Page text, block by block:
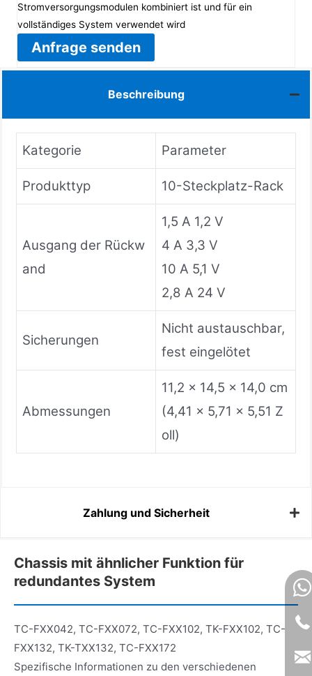
Stromversorgungsmodulen kombiniert ist und für ein
vollständiges System verwendet wird
Anfrage senden
Beschreibung
Kategorie Parameter
Produkttyp 10-Steckplatz-Rack
Ausgang der Rückw
and
1,5 A 1,2 V
4 A 3,3 V
10 A 5,1 V
2,8 A 24 V
Sicherungen
Nicht austauschbar,
fest eingelötet
Abmessungen
11,2 x 14,5 x 14,0 cm
(4,41 x 5,71 x 5,51 Z
oll)
Zahlung und Sicherheit
Chassis mit ähnlicher Funktion für
redundantes System
TC-FXX042, TC-FXX072, TC-FXX102, TK-FXX102, TC-
FXX132, TK-TXX132, TC-FXX172
Spezifische Informationen zu den verschiedenen